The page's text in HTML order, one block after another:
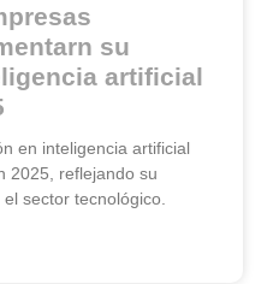
su
artificial
en inteligencia artificial
2025, reflejando su
sector tecnológico.